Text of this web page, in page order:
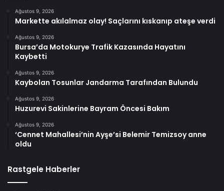
Ağustos 9, 2026
Markette akılalmaz olay! Saçlarını kıskanıp ateşe verdi
Ağustos 9, 2026
Bursa’da Motokurye Trafik Kazasında Hayatını
Kaybetti
Ağustos 9, 2026
Kaybolan Tosunlar Jandarma Tarafından Bulundu
Ağustos 9, 2026
Huzurevi Sakinlerine Bayram Öncesi Bakım
Ağustos 9, 2026
‘Cennet Mahallesi’nin Ayşe’si Belemir Temizsoy anne
oldu
Rastgele Haberler